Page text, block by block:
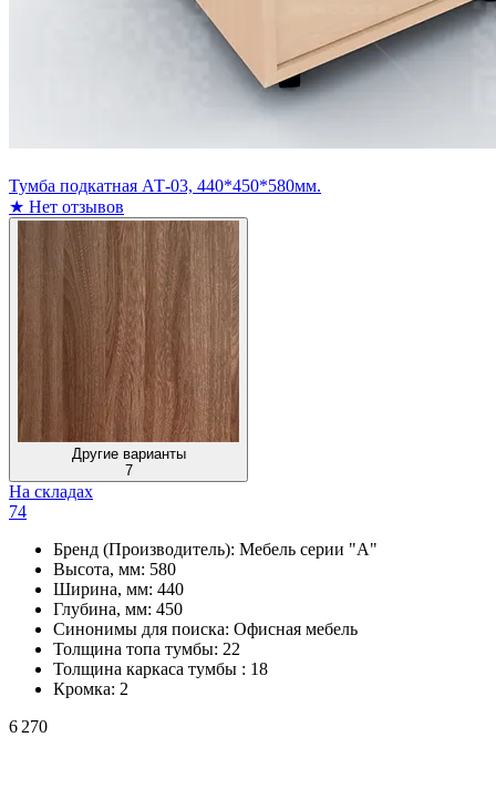
Тумба подкатная АТ-03, 440*450*580мм.
★ Нет отзывов
Другие варианты
7
На складах
74
Бренд (Производитель): Мебель серии "А"
Высота, мм: 580
Ширина, мм: 440
Глубина, мм: 450
Синонимы для поиска: Офисная мебель
Толщина топа тумбы: 22
Толщина каркаса тумбы : 18
Кромка: 2
6 270